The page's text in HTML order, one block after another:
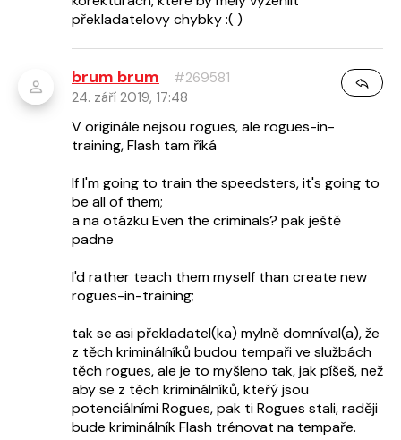
překladatelovy chybky :( )
brum brum
#269581
24. září 2019, 17:48
V originále nejsou rogues, ale rogues-in-
training, Flash tam říká
If I'm going to train the speedsters, it's going to
be all of them;
a na otázku Even the criminals? pak ještě
padne
I'd rather teach them myself than create new
rogues-in-training;
tak se asi překladatel(ka) mylně domníval(a), že
z těch kriminálníků budou tempaři ve službách
těch rogues, ale je to myšleno tak, jak píšeš, než
aby se z těch kriminálníků, kteřý jsou
potenciálními Rogues, pak ti Rogues stali, raději
bude kriminálník Flash trénovat na tempaře.